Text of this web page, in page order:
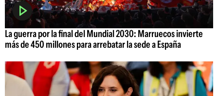
La guerra por la final del Mundial 2030: Marruecos invierte
más de 450 millones para arrebatar la sede a España